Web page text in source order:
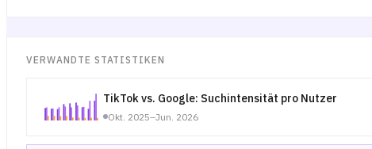
VERWANDTE STATISTIKEN
TikTok vs. Google: Suchintensität pro Nutzer
Okt. 2025–Jun. 2026